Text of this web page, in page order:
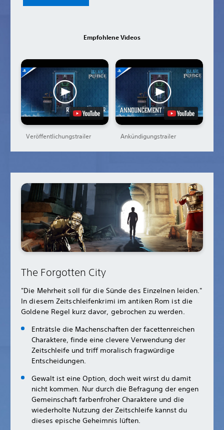
Empfohlene Videos
Veröffentlichungstrailer Ankündigungstrailer
The Forgotten City
"Die Mehrheit soll für die Sünde des Einzelnen leiden."
In diesem Zeitschleifenkrimi im antiken Rom ist die
Goldene Regel kurz davor, gebrochen zu werden.
Enträtsle die Machenschaften der facettenreichen
Charaktere, finde eine clevere Verwendung der
Zeitschleife und triff moralisch fragwürdige
Entscheidungen.
Gewalt ist eine Option, doch weit wirst du damit
nicht kommen. Nur durch die Befragung der engen
Gemeinschaft farbenfroher Charaktere und die
wiederholte Nutzung der Zeitschleife kannst du
dieses epische Geheimnis lüften.